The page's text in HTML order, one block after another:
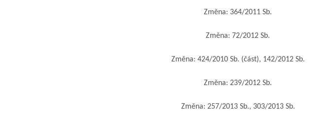
Změna: 364/2011 Sb.
Změna: 72/2012 Sb.
Změna: 424/2010 Sb. (část), 142/2012 Sb.
Změna: 239/2012 Sb.
Změna: 257/2013 Sb., 303/2013 Sb.